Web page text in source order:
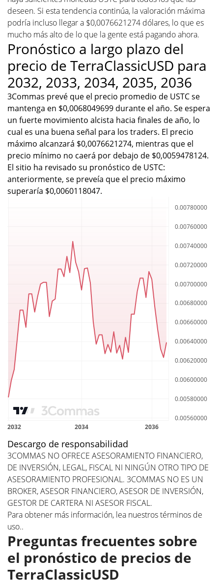
deseen. Si esta tendencia continúa, la valoración máxima
podría incluso llegar a $0,0076621274 dólares, lo que es
mucho más alto de lo que la gente está pagando ahora.
Pronóstico a largo plazo del
precio de TerraClassicUSD para
2032, 2033, 2034, 2035, 2036
3Commas prevé que el precio promedio de USTC se
mantenga en $0,0068049699 durante el año. Se espera
un fuerte movimiento alcista hacia finales de año, lo
cual es una buena señal para los traders. El precio
máximo alcanzará $0,0076621274, mientras que el
precio mínimo no caerá por debajo de $0,0059478124.
El sitio ha revisado su pronóstico de USTC:
anteriormente, se preveía que el precio máximo
superaría $0,0060118047.
Descargo de responsabilidad
3COMMAS NO OFRECE ASESORAMIENTO FINANCIERO,
DE INVERSIÓN, LEGAL, FISCAL NI NINGÚN OTRO TIPO DE
ASESORAMIENTO PROFESIONAL. 3COMMAS NO ES UN
BROKER, ASESOR FINANCIERO, ASESOR DE INVERSIÓN,
GESTOR DE CARTERA NI ASESOR FISCAL.
Para obtener más información, lea nuestrostérminos de
uso..
Preguntas frecuentes sobre
el pronóstico de precios de
TerraClassicUSD